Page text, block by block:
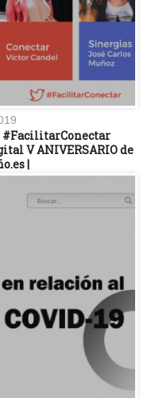
#FacilitarConectar
V ANIVERSARIO de
|